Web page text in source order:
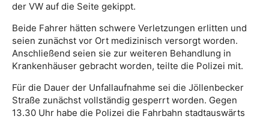
der VW auf die Seite gekippt.
Beide Fahrer hätten schwere Verletzungen erlitten und
seien zunächst vor Ort medizinisch versorgt worden.
Anschließend seien sie zur weiteren Behandlung in
Krankenhäuser gebracht worden, teilte die Polizei mit.
Für die Dauer der Unfallaufnahme sei die Jöllenbecker
Straße zunächst vollständig gesperrt worden. Gegen
13.30 Uhr habe die Polizei die Fahrbahn stadtauswärts